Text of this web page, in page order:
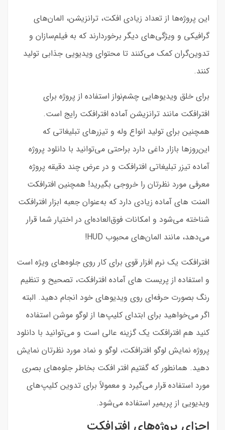
این پروژه‌ها از تعداد زیادی افکت، ترانزیشن، المان‌های
گرافیکی و ویژگی‌های دیگر برخوردارند که به فیلم‌سازان و
تدوین‌گران کمک می‌کنند تا محتوای ویدیویی جذابی تولید
کنند.
برای خلق ویدیوهایی چشم‌نواز استفاده از پروژه‌ برای
افترافکت مانند ترانزیشن آماده افترافکت رایج است.
همچنین برای تولید انواع وله و تیزرهای تبلیغاتی که
این‌روزها بازار داغی دارد براحتی می‌توانید با دانلود پروژه
آماده تیزر تبلیغاتی افترافکت و در عرض چند دقیقه پروژه
معرفی مورد نظرتان را خروجی بگیرید! همچنین افترافکت
المنت های آماده زیادی دارد که به‌عنوان جعبه ابزار افترافکت
شناخته می‌شود و امکانات فوق‌العاده‌ای در اختیار شما قرار
می‌دهد، مانند المان‌های محبوب HUD!
افترافکت یک نرم افزار قوی برای کار روی جلوه‌های ویژه است
و استفاده از پریست های آماده افترافکت، تصحیح و تنظیم
رنگ بصورت حرفه‌ای روی ویدیوهای خود انجام دهید. البته
اگر می‌خواهید برای ابتدای کلیپ‌ها از لوگو موشن استفاده
کنید هم افترافکت یک گزینه عالی است و می‌توانید با دانلود
پروژه نمایش لوگو افترافکت، لوگو و نماد مورد نظرتان نمایش
دهید. همانطور که گفتیم افتر افکت بخاطر جلوه‌های بصری
مورد استفاده قرار می‌گیرد و معمولاً برای تدوین کلیپ‌های
ویدیویی از پریمیر استفاده می‌شود.